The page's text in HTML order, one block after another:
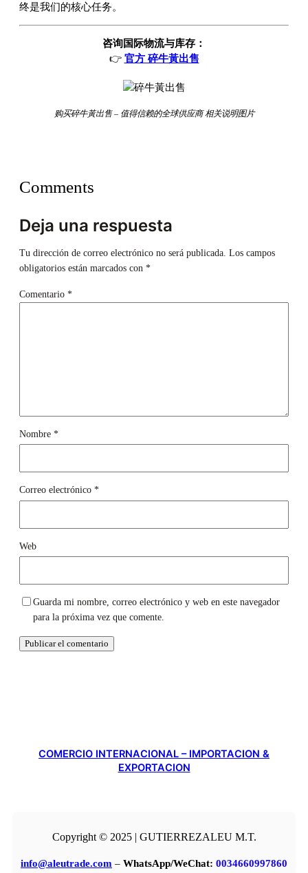
终是我们的核心任务。
咨询国际物流与库存：
👉 官方 碎牛黃出售
购买碎牛黃出售 – 值得信赖的全球供应商 相关说明图片
Comments
Deja una respuesta
Tu dirección de correo electrónico no será publicada. Los campos
obligatorios están marcados con *
Comentario *
Nombre *
Correo electrónico *
Web
Guarda mi nombre, correo electrónico y web en este navegador
para la próxima vez que comente.
COMERCIO INTERNACIONAL – IMPORTACION &
EXPORTACION
Copyright © 2025 | GUTIERREZALEU M.T.
info@aleutrade.com – WhatsApp/WeChat: 0034660997860